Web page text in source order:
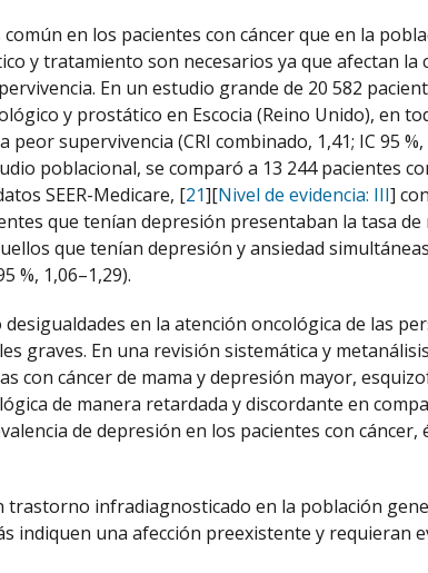
en los pacientes con cáncer que en la
y tratamiento son necesarios ya que afectan la
En un estudio grande de 20 582
y prostático en Escocia (Reino Unido), en
supervivencia (CRI combinado, 1,41; IC 95 %,
poblacional, se comparó a 13 244 pacientes
SEER-Medicare, [21][Nivel de evidencia: III]
que tenían depresión presentaban la tasa de
que tenían depresión y ansiedad
%, 1,06–1,29).
desigualdades en la atención oncológica de las
graves. En una revisión sistemática y
con cáncer de mama y depresión mayor,
de manera retardada y discordante en
de depresión en los pacientes con
trastorno infradiagnosticado en la población
indiquen una afección preexistente y requieran